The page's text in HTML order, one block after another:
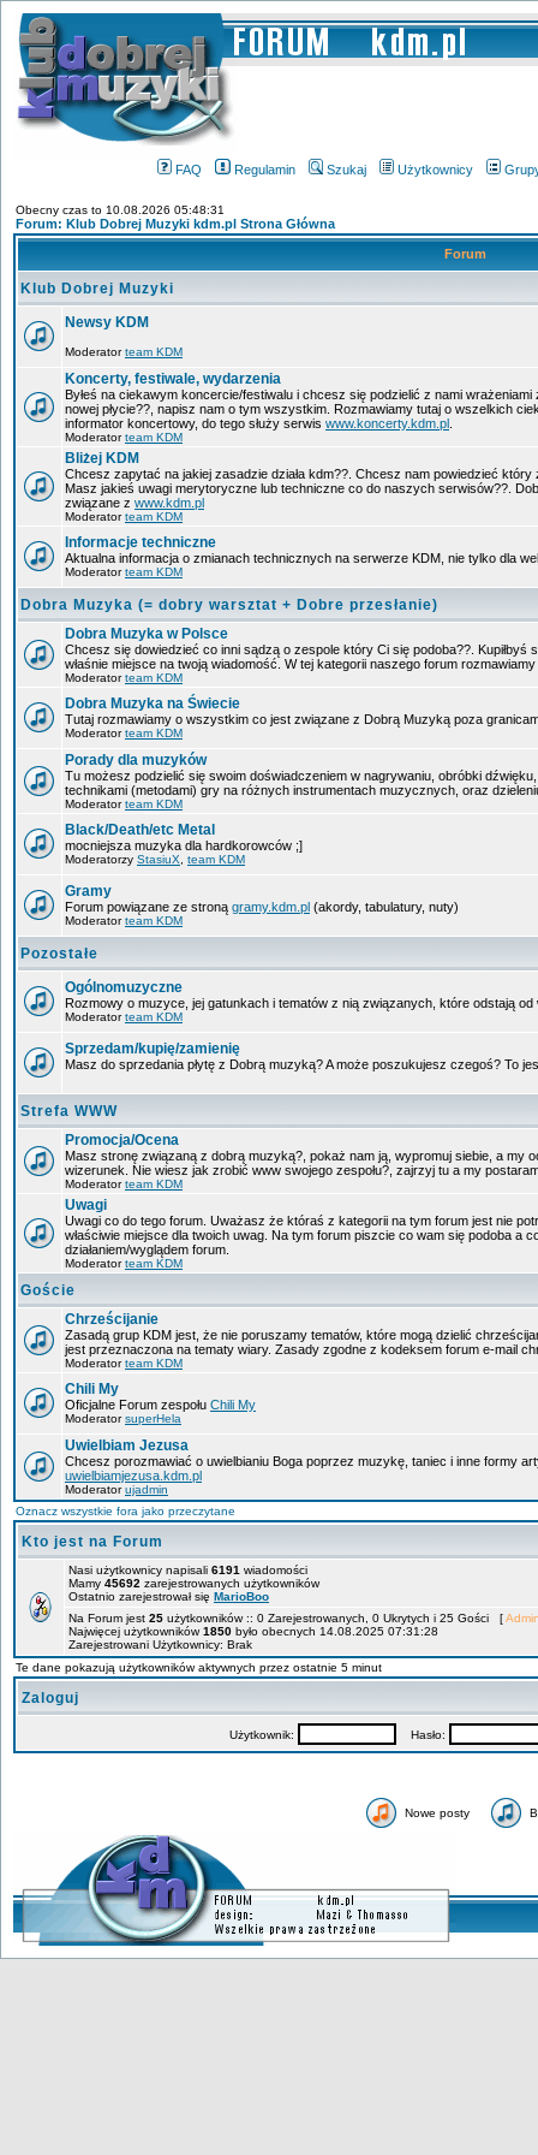
FAQ Regulamin Szukaj Użytkownicy
Obecny czas to 10.08.2026 05:48:31
Forum: Klub Dobrej Muzyki kdm.pl Strona Główna
Forum
Klub Dobrej Muzyki
Newsy KDM
Moderatorteam KDM
Koncerty, festiwale, wydarzenia
Byłeś na ciekawym koncercie/festiwalu i chcesz się podzielić z nami
nowej płycie??, napisz nam o tym wszystkim. Rozmawiamy tutaj o wszelkich
informator koncertowy, do tego służy serwis www.koncerty.kdm.pl
Moderatorteam KDM
Bliżej KDM
Chcesz zapytać na jakiej zasadzie działa kdm??. Chcesz nam powiedzieć
Masz jakieś uwagi merytoryczne lub techniczne co do naszych serwisów??.
związane z www.kdm.pl
Moderatorteam KDM
Informacje techniczne
Aktualna informacja o zmianach technicznych na serwerze KDM, nie tylko dla
Moderatorteam KDM
Dobra Muzyka (= dobry warsztat + Dobre przesłanie)
Dobra Muzyka w Polsce
Chcesz się dowiedzieć co inni sądzą o zespole który Ci się podoba??. Kupiłbyś
właśnie miejsce na twoją wiadomość. W tej kategorii naszego forum
Moderatorteam KDM
Dobra Muzyka na Świecie
Tutaj rozmawiamy o wszystkim co jest związane z Dobrą Muzyką poza
Moderatorteam KDM
Porady dla muzyków
Tu możesz podzielić się swoim doświadczeniem w nagrywaniu, obróbki
technikami (metodami) gry na różnych instrumentach muzycznych, oraz
Moderatorteam KDM
Black/Death/etc Metal
mocniejsza muzyka dla hardkorowców ;]
Moderatorzy StasiuX team KDM
Gramy
Forum powiązane ze stroną gramy.kdm.pl (akordy, tabulatury, nuty)
Moderatorteam KDM
Pozostałe
Ogólnomuzyczne
Rozmowy o muzyce, jej gatunkach i tematów z nią związanych, które odstają od
Moderatorteam KDM
Sprzedam/kupię/zamienię
Masz do sprzedania płytę z Dobrą muzyką? A może poszukujesz czegoś? To
Strefa WWW
Promocja/Ocena
Masz stronę związaną z dobrą muzyką?, pokaż nam ją, wypromuj siebie, a my
wizerunek. Nie wiesz jak zrobić www swojego zespołu?, zajrzyj tu a my
Moderatorteam KDM
Uwagi
Uwagi co do tego forum. Uważasz że któraś z kategorii na tym forum jest nie
właściwie miejsce dla twoich uwag. Na tym forum piszcie co wam się podoba a
działaniem/wyglądem forum.
Moderatorteam KDM
Goście
Chrześcijanie
Zasadą grup KDM jest, że nie poruszamy tematów, które mogą dzielić
jest przeznaczona na tematy wiary. Zasady zgodne z kodeksem forum e-mail
Moderatorteam KDM
Chili My
Oficjalne Forum zespołu Chili My
ModeratorsuperHela
Uwielbiam Jezusa
Chcesz porozmawiać o uwielbianiu Boga poprzez muzykę, taniec i inne formy
uwielbiamjezusa.kdm.pl
Moderatorujadmin
Oznacz wszystkie fora jako przeczytane
Kto jest na Forum
Nasi użytkownicy napisali 6191 wiadomości
Mamy 45692 zarejestrowanych użytkowników
Ostatnio zarejestrował się MarioBoo
Na Forum jest 25 użytkowników :: 0 Zarejestrowanych, 0 Ukrytych i 25 Gości [
Najwięcej użytkowników1850 było obecnych 14.08.2025 07:31:28
Zarejestrowani Użytkownicy: Brak
Te dane pokazują użytkowników aktywnych przez ostatnie 5 minut
Zaloguj
Użytkownik: Hasło:
Nowe posty